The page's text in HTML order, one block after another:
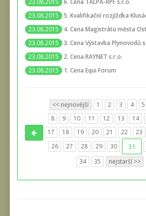
23.08.2015
23.08.2015
5. Kvalifikační rozjížďka
23.08.2015
4. Cena Magistrátu města
23.08.2015
3. Cena Výstavba Plynovodů
23.08.2015
2. Cena RAYNET s.r.o.
23.08.2015
1. Cena Equi Forum
<< nejnovější 1 2 3 4 5
8
9 10 11 12 13 14
17
18 19 20 21 22 23
26
27 28 29 30 31
34
35 nejstarší >>